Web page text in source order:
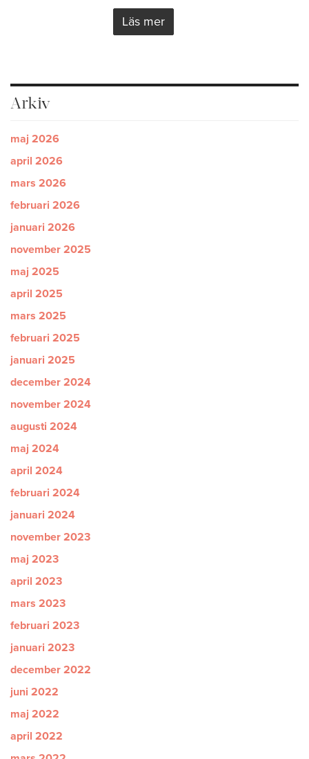
Läs mer
Arkiv
maj 2026
april 2026
mars 2026
februari 2026
januari 2026
november 2025
maj 2025
april 2025
mars 2025
februari 2025
januari 2025
december 2024
november 2024
augusti 2024
maj 2024
april 2024
februari 2024
januari 2024
november 2023
maj 2023
april 2023
mars 2023
februari 2023
januari 2023
december 2022
juni 2022
maj 2022
april 2022